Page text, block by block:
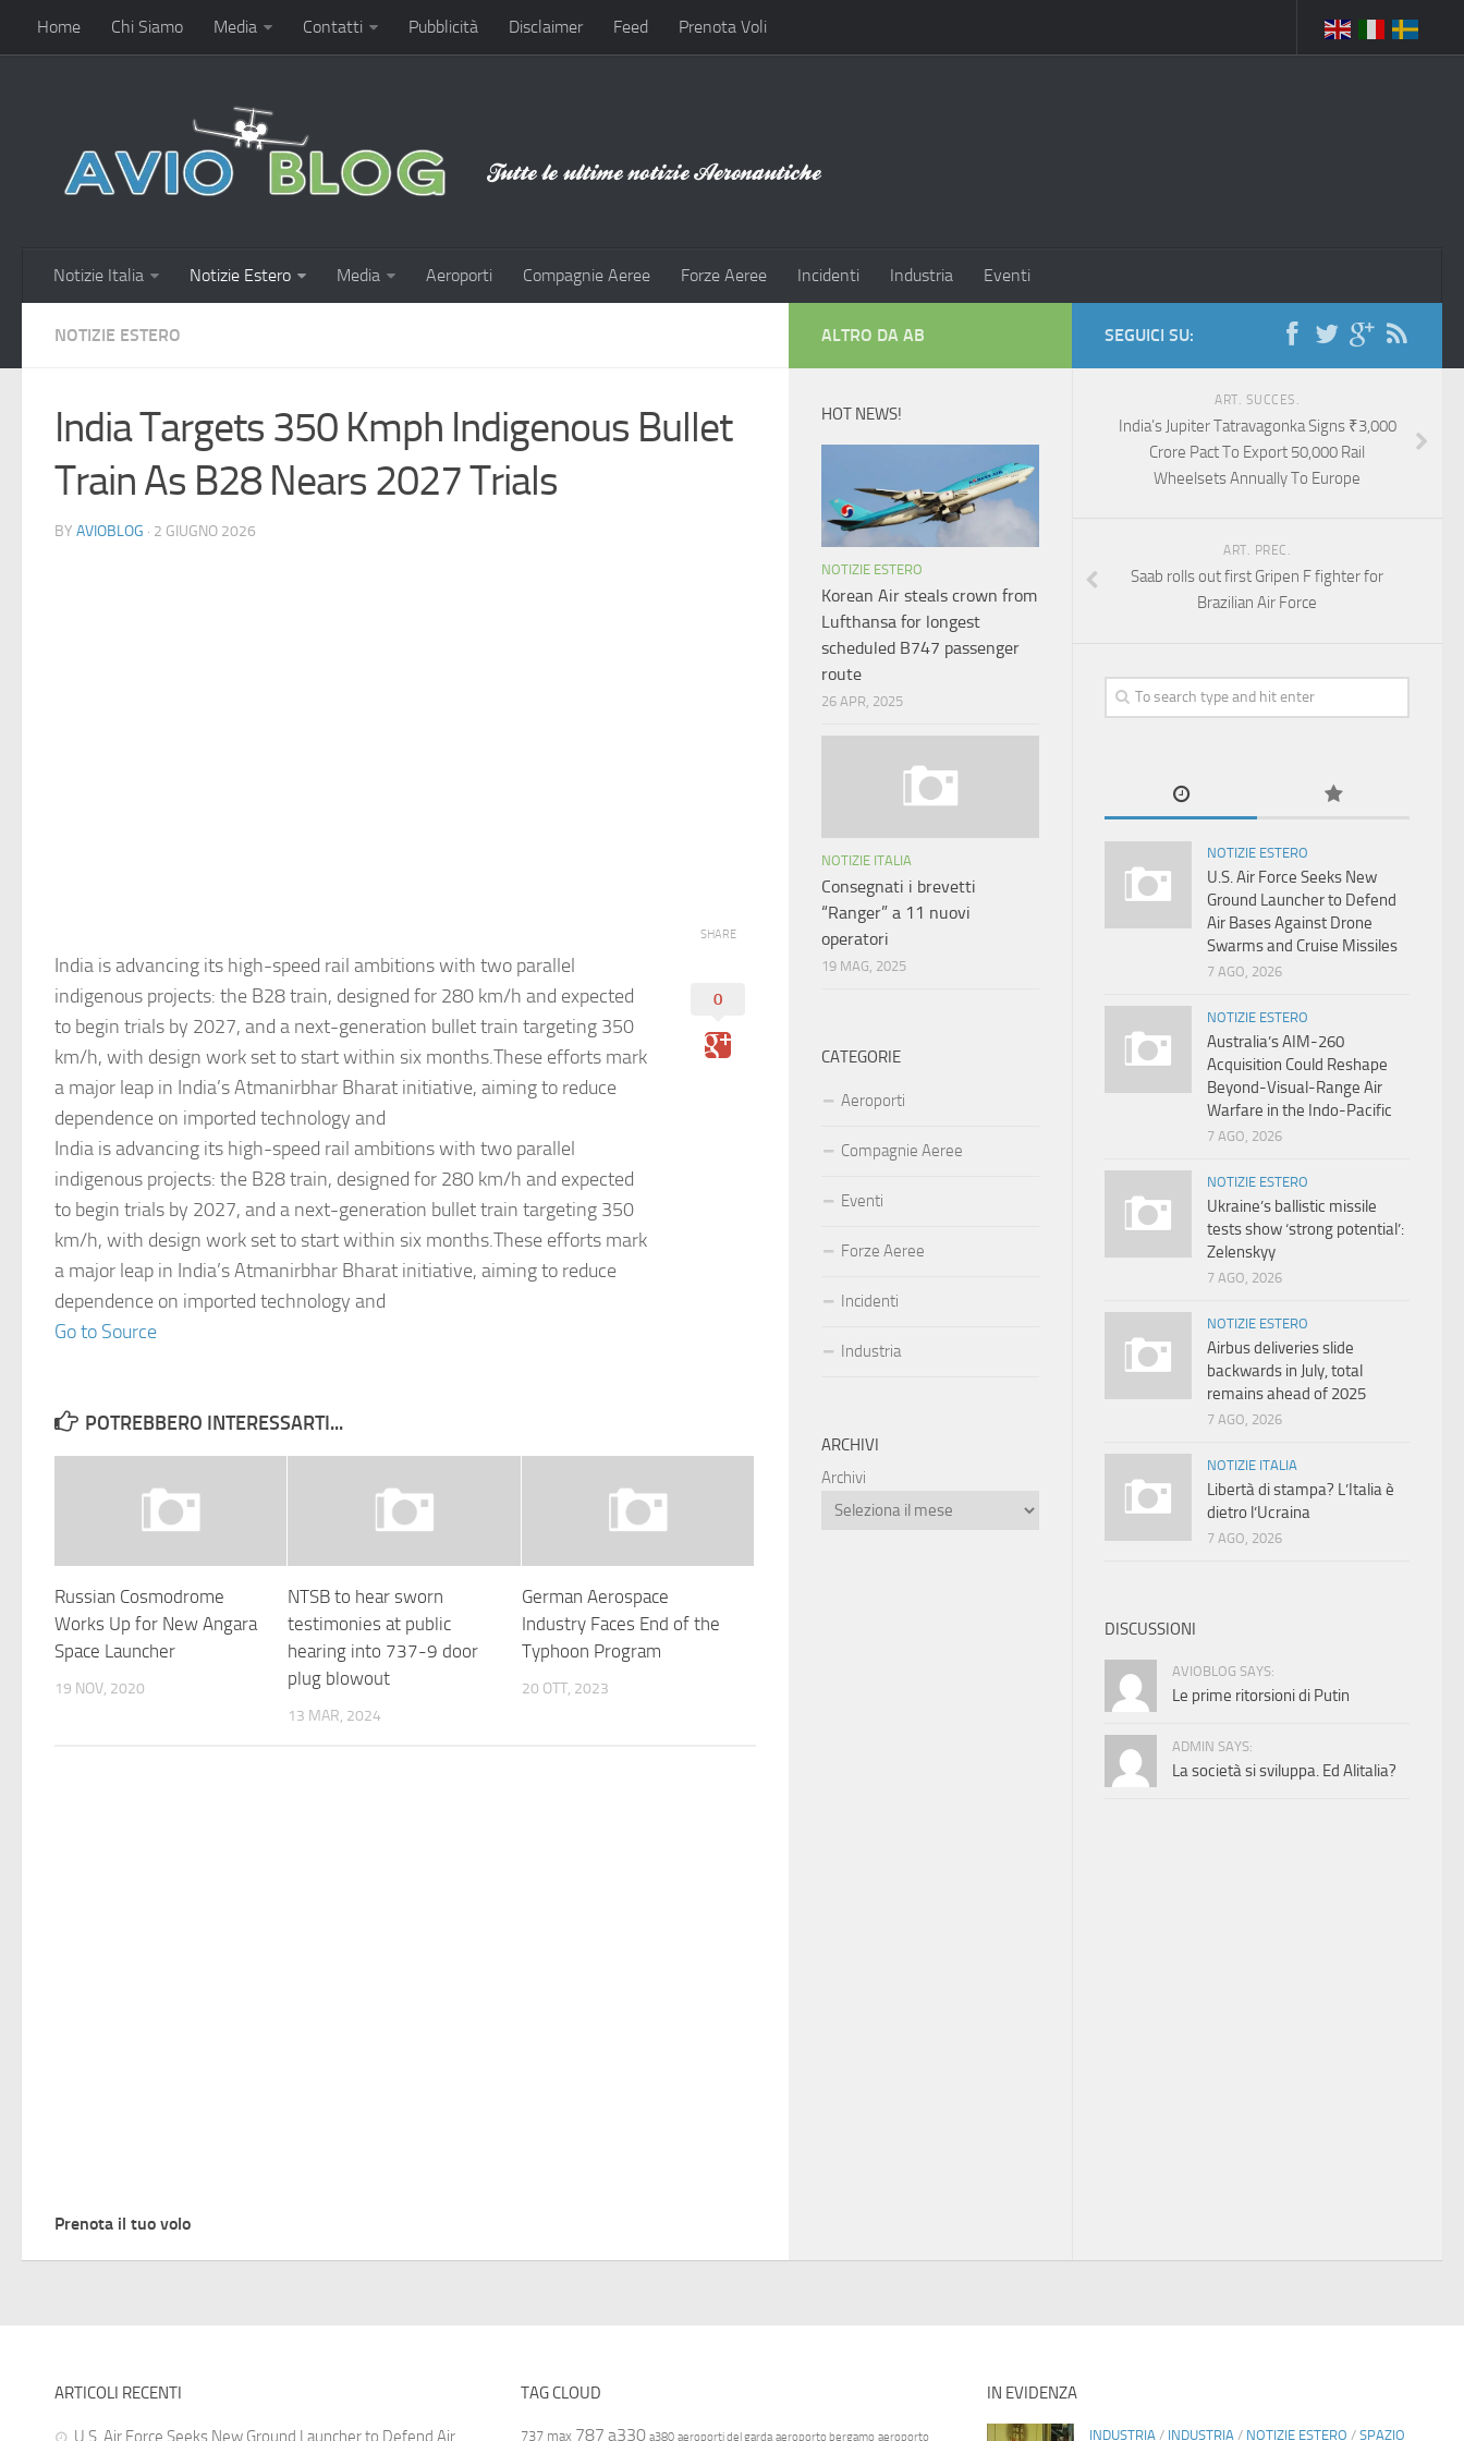
Home Chi Siamo Media Contatti Pubblicità Disclaimer Feed Prenota Voli
Notizie Italia Notizie Estero Media Aeroporti Compagnie Aeree Forze Aeree Incidenti Industria Eventi
NOTIZIE ESTERO
India Targets 350 Kmph Indigenous Bullet
Train As B28 Nears 2027 Trials
BY AVIOBLOG · 2 GIUGNO 2026
India is advancing its high-speed rail ambitions with two parallel
indigenous projects: the B28 train, designed for 280 km/h and expected
to begin trials by 2027, and a next-generation bullet train targeting 350
km/h, with design work set to start within six months.These efforts mark
a major leap in India’s Atmanirbhar Bharat initiative, aiming to reduce
dependence on imported technology and
India is advancing its high-speed rail ambitions with two parallel
indigenous projects: the B28 train, designed for 280 km/h and expected
to begin trials by 2027, and a next-generation bullet train targeting 350
km/h, with design work set to start within six months.These efforts mark
a major leap in India’s Atmanirbhar Bharat initiative, aiming to reduce
dependence on imported technology and
Go to Source
SHARE
0
POTREBBERO INTERESSARTI...
Russian Cosmodrome
Works Up for New Angara
Space Launcher
19 NOV, 2020
NTSB to hear sworn
testimonies at public
hearing into 737-9 door
plug blowout
13 MAR, 2024
German Aerospace
Industry Faces End of the
Typhoon Program
20 OTT, 2023
Prenota il tuo volo
SEGUICI SU:
ART. SUCCES.
India’s Jupiter Tatravagonka Signs ₹3,000
Crore Pact To Export 50,000 Rail
Wheelsets Annually To Europe
ART. PREC.
Saab rolls out first Gripen F fighter for
Brazilian Air Force
NOTIZIE ESTERO
U.S. Air Force Seeks New
Ground Launcher to Defend
Air Bases Against Drone
Swarms and Cruise Missiles
7 AGO, 2026
NOTIZIE ESTERO
Australia’s AIM-260
Acquisition Could Reshape
Beyond-Visual-Range Air
Warfare in the Indo-Pacific
7 AGO, 2026
NOTIZIE ESTERO
Ukraine’s ballistic missile
tests show ‘strong potential’:
Zelenskyy
7 AGO, 2026
NOTIZIE ESTERO
Airbus deliveries slide
backwards in July, total
remains ahead of 2025
7 AGO, 2026
NOTIZIE ITALIA
Libertà di stampa? L’Italia è
dietro l’Ucraina
7 AGO, 2026
DISCUSSIONI
AVIOBLOG SAYS:
Le prime ritorsioni di Putin
ADMIN SAYS:
La società si sviluppa. Ed Alitalia?
ALTRO DA AB
HOT NEWS!
NOTIZIE ESTERO
Korean Air steals crown from
Lufthansa for longest
scheduled B747 passenger
route
26 APR, 2025
NOTIZIE ITALIA
Consegnati i brevetti
“Ranger” a 11 nuovi
operatori
19 MAG, 2025
CATEGORIE
Aeroporti
Compagnie Aeree
Eventi
Forze Aeree
Incidenti
Industria
ARCHIVI
Archivi
ARTICOLI RECENTI
U.S. Air Force Seeks New Ground Launcher to Defend Air
TAG CLOUD
737 max 787 a330 a380 aeroporti del garda aeroporto bergamo aeroporto
IN EVIDENZA
INDUSTRIA/ INDUSTRIA/ NOTIZIE ESTERO / SPAZIO